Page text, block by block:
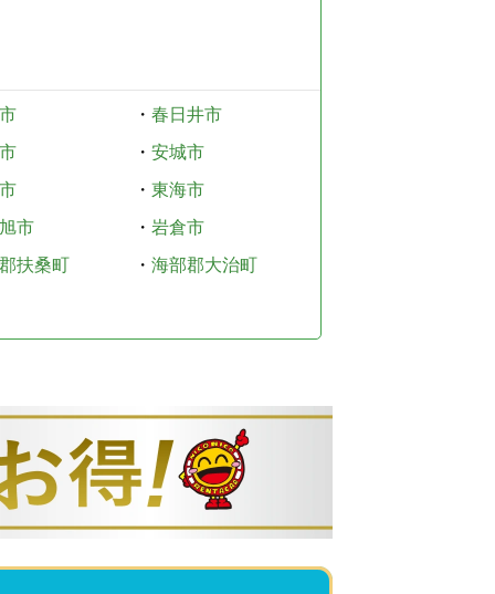
・ 春日井市
・ 安城市
・ 東海市
市
・ 岩倉市
扶桑町
・ 海部郡大治町